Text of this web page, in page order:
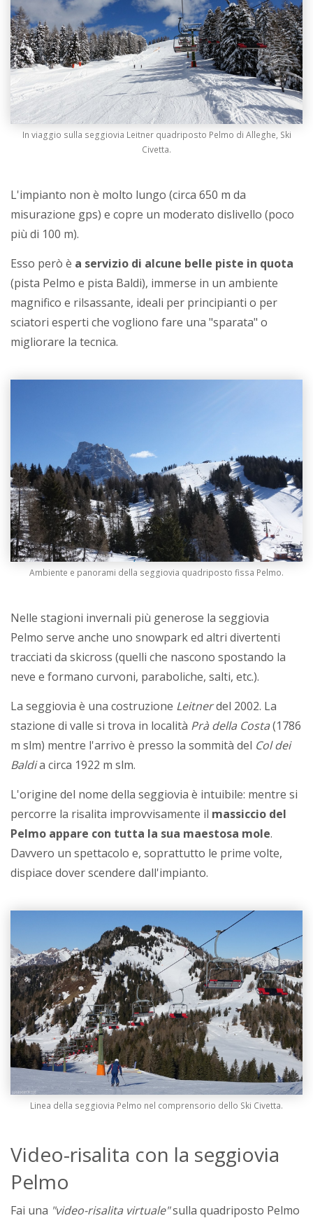
In viaggio sulla seggiovia Leitner quadriposto Pelmo di Alleghe, Ski
Civetta.
L'impianto non è molto lungo (circa 650 m da
misurazione gps) e copre un moderato dislivello (poco
più di 100 m).
Esso però è a servizio di alcune belle piste in quota
(pista Pelmo e pista Baldi), immerse in un ambiente
magnifico e rilsassante, ideali per principianti o per
sciatori esperti che vogliono fare una "sparata" o
migliorare la tecnica.
Ambiente e panorami della seggiovia quadriposto fissa Pelmo.
Nelle stagioni invernali più generose la seggiovia
Pelmo serve anche uno snowpark ed altri divertenti
tracciati da skicross (quelli che nascono spostando la
neve e formano curvoni, paraboliche, salti, etc.).
La seggiovia è una costruzione Leitnerdel 2002. La
stazione di valle si trova in località Prà della Costa(1786
m slm) mentre l'arrivo è presso la sommità del Col dei
Baldia circa 1922 m slm.
L'origine del nome della seggiovia è intuibile: mentre si
percorre la risalita improvvisamente il massiccio del
Pelmo appare con tutta la sua maestosa mole.
Davvero un spettacolo e, soprattutto le prime volte,
dispiace dover scendere dall'impianto.
Linea della seggiovia Pelmo nel comprensorio dello Ski Civetta.
Video-risalita con la seggiovia
Pelmo
Fai una "video-risalita virtuale"sulla quadriposto Pelmo